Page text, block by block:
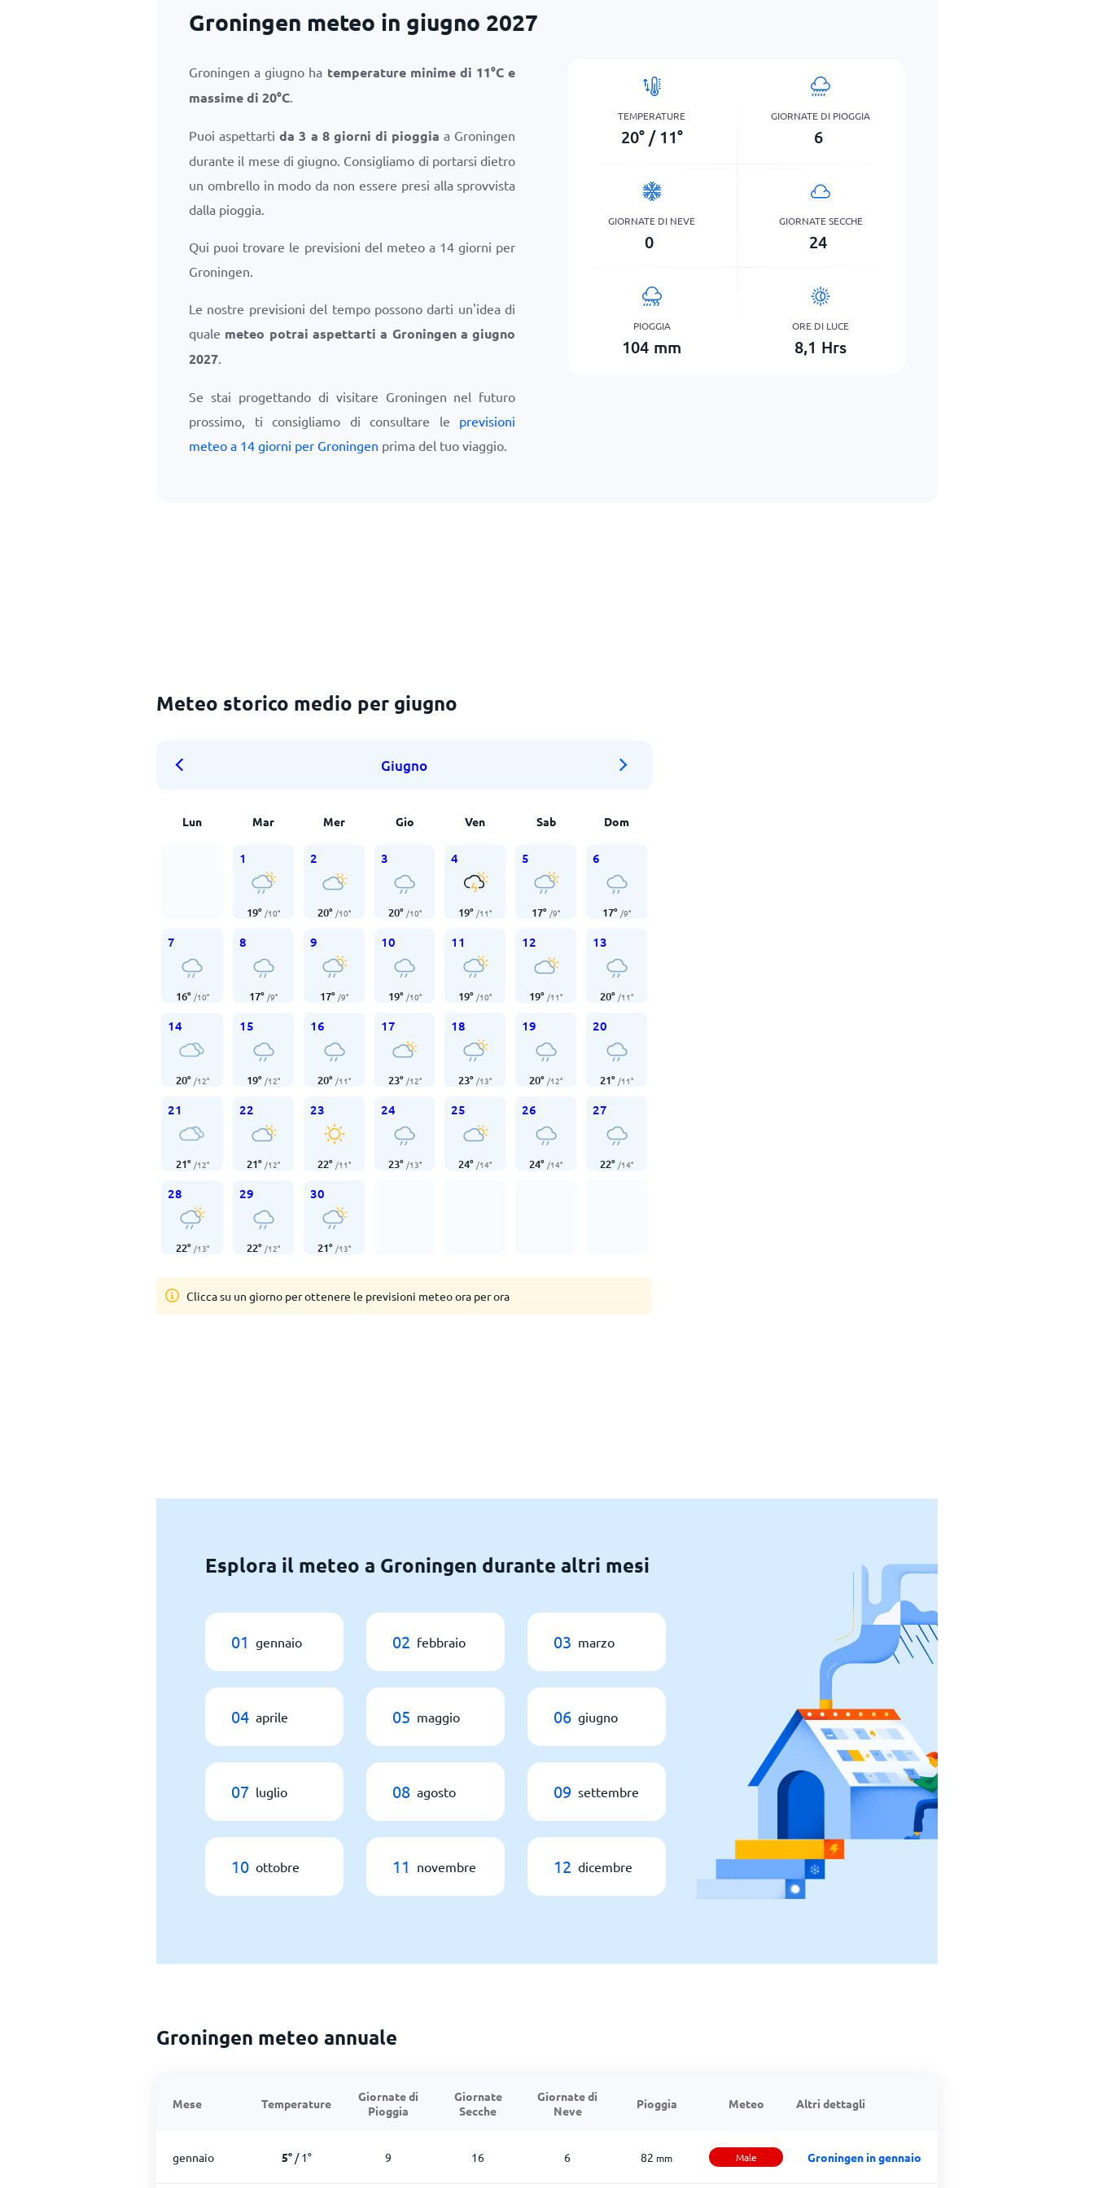
Groningen meteo in giugno 2027
Groningen a giugno ha temperature minime di 11°C e
massime di 20°C.
Puoi aspettartida 3 a 8 giorni di pioggia a Groningen
durante il mese di giugno. Consigliamo di portarsi dietro
un ombrello in modo da non essere presi alla sprovvista
dalla pioggia.
Qui puoi trovare le previsioni del meteo a 14 giorni per
Groningen.
Le nostre previsioni del tempo possono darti un'idea di
quale meteo potrai aspettarti a Groningen a giugno
2027.
Se stai progettando di visitare Groningen nel futuro
prossimo, ti consigliamo di consultare le previsioni
meteo a 14 giorni per Groningen prima del tuo viaggio.
TEMPERATURE
20° / 11°
GIORNATE DI PIOGGIA
6
GIORNATE DI NEVE
0
GIORNATE SECCHE
24
PIOGGIA
104 mm
ORE DI LUCE
8,1 Hrs
Meteo storico medio per giugno
Giugno
Lun Mar Mer Gio Ven Sab Dom
1
19° /10°
2
20° /10°
3
20° /10°
4
19° /11°
5
17° /9°
6
17° /9°
7
16° /10°
8
17° /9°
9
17° /9°
10
19° /10°
11
19° /10°
12
19° /11°
13
20° /11°
14
20° /12°
15
19° /12°
16
20° /11°
17
23° /12°
18
23° /13°
19
20° /12°
20
21° /11°
21
21° /12°
22
21° /12°
23
22° /11°
24
23° /13°
25
24° /14°
26
24° /14°
27
22° /14°
28
22° /13°
29
22° /12°
30
21° /13°
Clicca su un giorno per ottenere le previsioni meteo ora per ora
Esplora il meteo a Groningen durante altri mesi
01 gennaio 02 febbraio 03 marzo
04 aprile 05 maggio 06 giugno
07 luglio 08 agosto 09 settembre
10 ottobre 11 novembre 12 dicembre
Groningen meteo annuale
Mese Temperature
Giornate di
Pioggia
Giornate
Secche
Giornate di
Neve
Pioggia Meteo Altri dettagli
gennaio 5°/1° 9 16 6 82 mm Male Groningen in gennaio